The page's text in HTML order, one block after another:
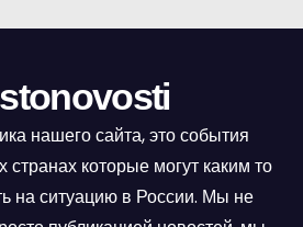
нашего сайта, это события
странах которые могут каким то
на ситуацию в России. Мы не